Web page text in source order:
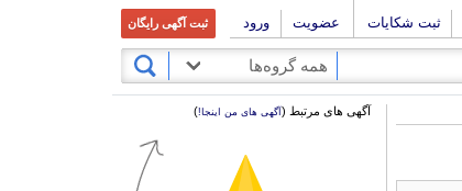
ثبت شکایات عضویت ورود ثبت آگهی رایگان
همه گروه‌ها
آگهی های مرتبط (آگهی های من اینجا!)